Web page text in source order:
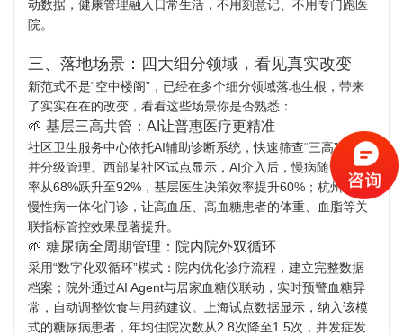
动数据，健康管理融入日常生活，不用刻意记、不用专门跑医
院。
三、落地场景：四大细分领域，看见真实改变
新范式不是“空中楼阁”，已经在多个细分领域落地生根，带来
了实实在在的改变，看看这些场景你是否熟悉：
🌱 基层三高共管：AI让普惠医疗更精准
社区卫生服务中心依托AI辅助诊断系统，快速筛查“三高”患者
并分级管理。西部某社区试点显示，AI介入后，慢病随访完成
率从68%跃升至92%，基层医生决策效率提升60%；杭州通过
慢性病一体化门诊，让高血压、高血糖患者的体重、血脂等关
联指标管控效果显著提升。
🌱 糖尿病全周期管理：院内院外双循环
采用“数字化双循环”模式：院内优化诊疗流程，建立完整数据
档案；院外通过AI Agent与居家血糖仪联动，实时预警血糖异
常，自动调整饮食与用药建议。上海试点数据显示，纳入该模
式的糖尿病患者，年均住院次数从2.8次降至1.5次，并发症发